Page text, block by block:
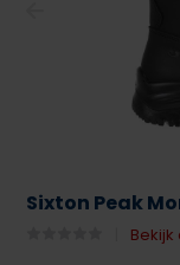
Sixton Peak